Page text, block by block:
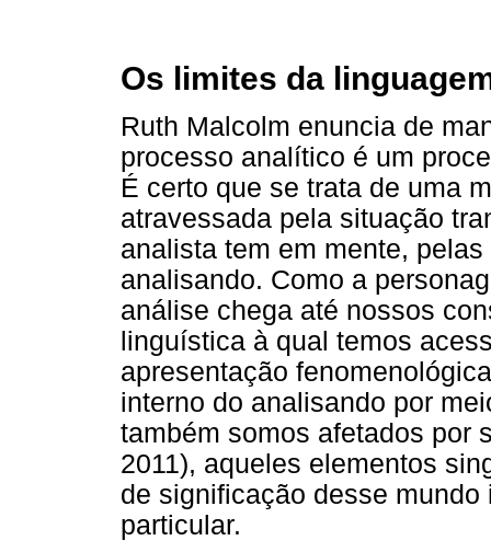
Os limites da
Ruth Malcolm enuncia de
processo analítico é um
É certo que se trata de uma
atravessada pela situação
analista tem em mente,
analisando. Como a
análise chega até nossos
linguística à qual temos
apresentação
interno do analisando por
também somos afetados por
2011), aqueles elementos
de significação desse
particular.